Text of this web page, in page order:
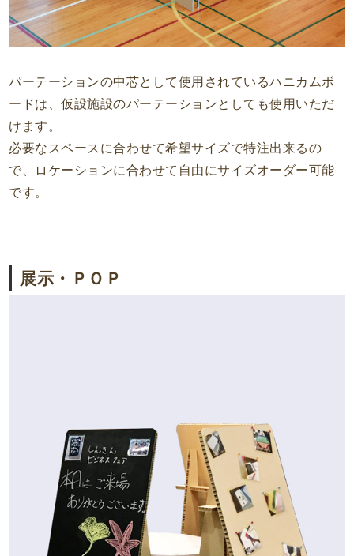
パーテーションの中芯として使用されているハニカムボ
ードは、仮設施設のパーテーションとしても使用いただ
けます。
必要なスペースに合わせて希望サイズで特注出来るの
で、ロケーションに合わせて自由にサイズオーダー可能
です。
展示・ＰＯＰ